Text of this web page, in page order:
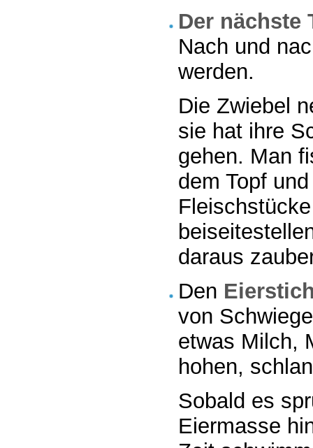
Der nächste
Nach und
werden.
Die Zwiebel
sie hat ihre
gehen. Man
dem Topf
daraus
Den
von
etwas Milch,
hohen,
Sobald es
Eiermasse